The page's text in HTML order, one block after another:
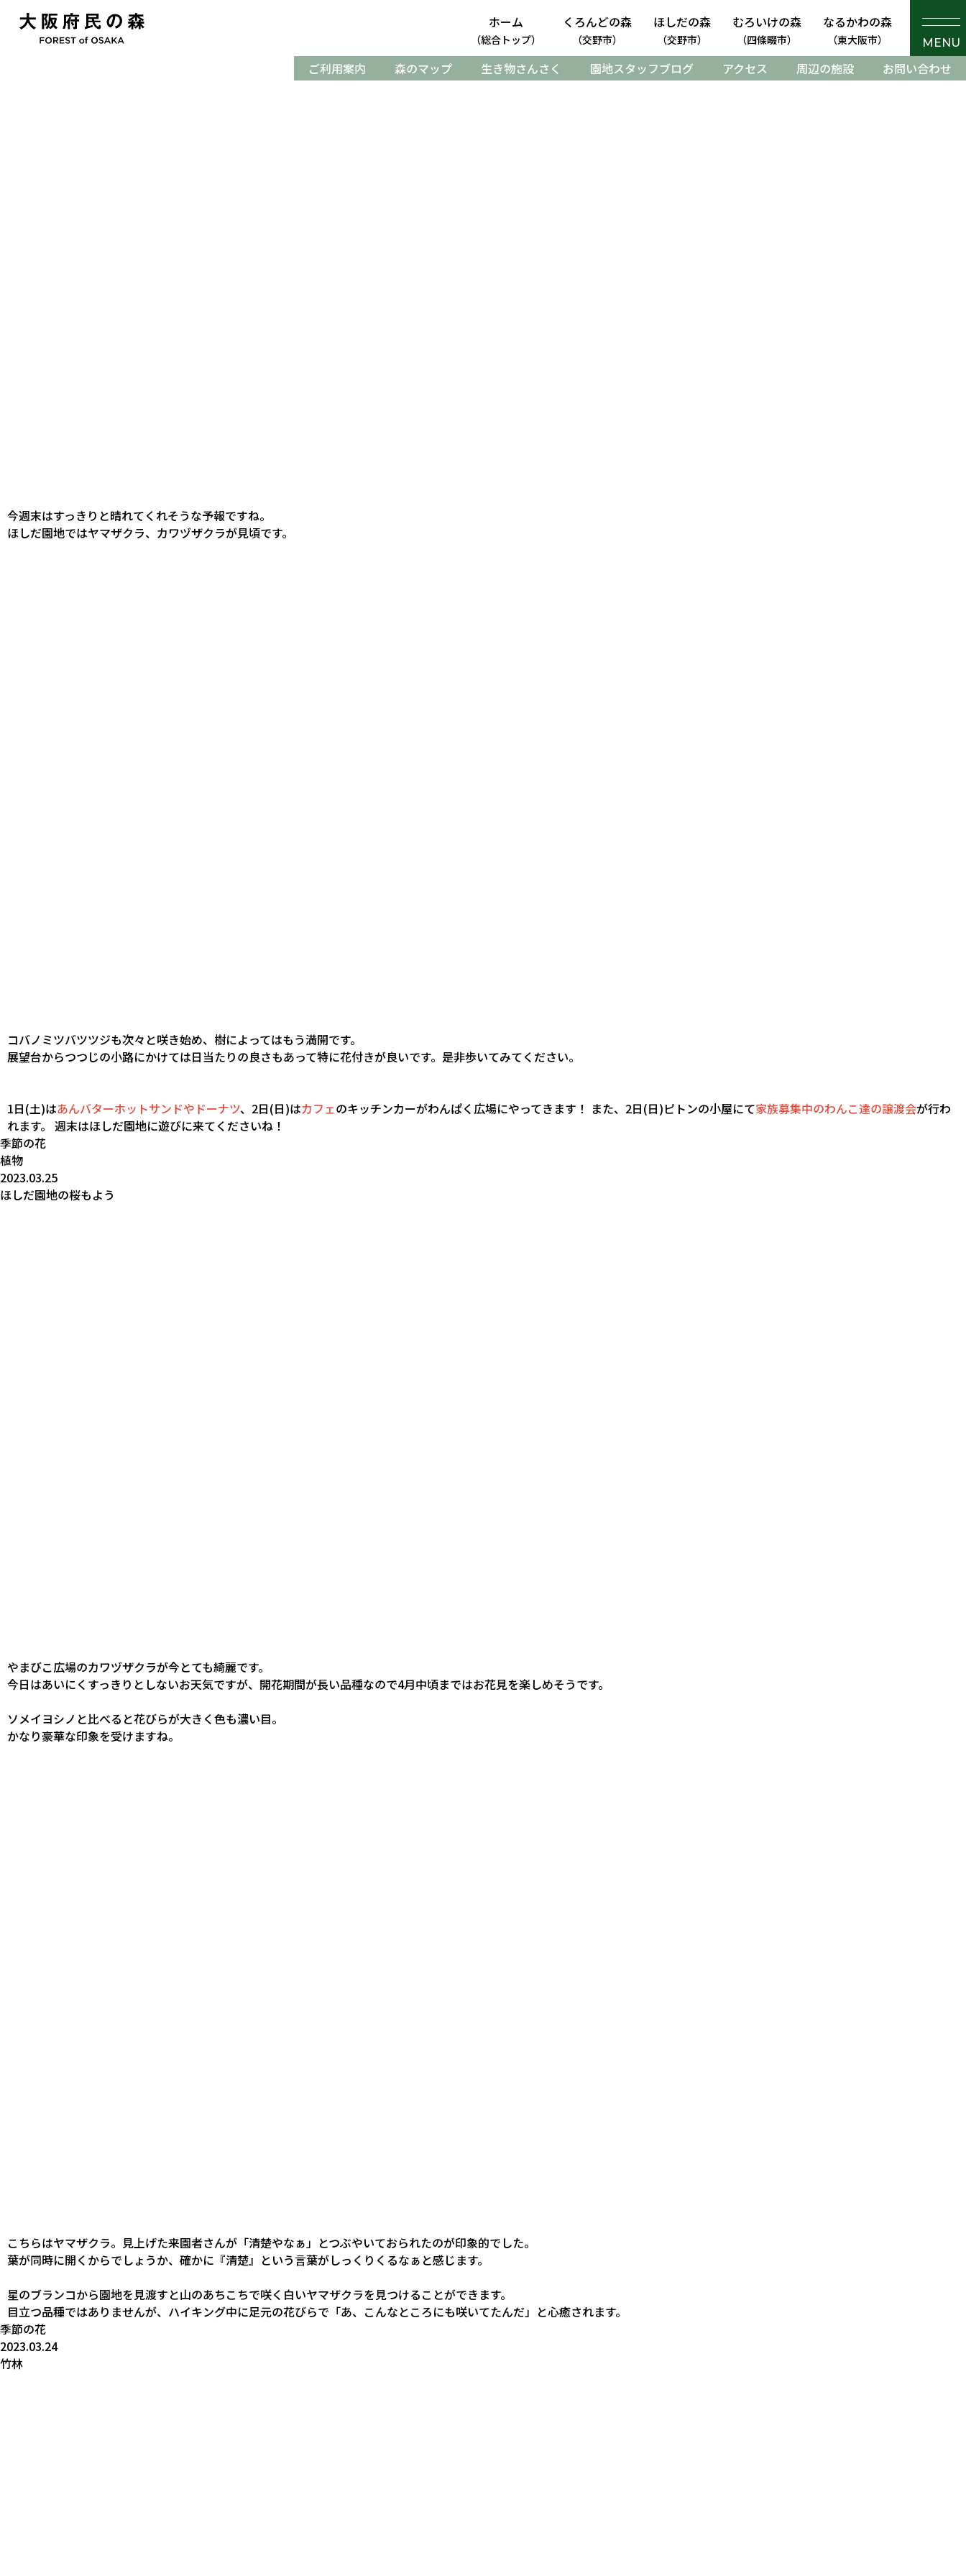
ホーム
（総合トップ）
くろんどの森
（交野市）
ほしだの森
（交野市）
むろいけの森
（四條畷市）
なるかわの森
（東大阪市） MENU
ご利用案内 森のマップ 生き物さんさく 園地スタッフブログ アクセス 周辺の施設 お問い合わせ
園地スタッフブログ
ほしだの森
2023.03.30
今週のほしだ園地
今週末はすっきりと晴れてくれそうな予報ですね。
ほしだ園地ではヤマザクラ、カワヅザクラが見頃です。
コバノミツバツツジも次々と咲き始め、樹によってはもう満開です。
展望台からつつじの小路にかけては日当たりの良さもあって特に花付きが良いです。是非歩いてみてください。
1日(土)はあんバターホットサンドやドーナツ、2日(日)はカフェのキッチンカーがわんぱく広場にやってきます！ また、2日(日)ピトンの小屋にて家族募集中のわんこ達の譲渡会が行わ
れます。 週末はほしだ園地に遊びに来てくださいね！
季節の花
植物
2023.03.25
ほしだ園地の桜もよう
やまびこ広場のカワヅザクラが今とても綺麗です。
今日はあいにくすっきりとしないお天気ですが、開花期間が長い品種なので4月中頃まではお花見を楽しめそうです。
ソメイヨシノと比べると花びらが大きく色も濃い目。
かなり豪華な印象を受けますね。
こちらはヤマザクラ。見上げた来園者さんが「清楚やなぁ」とつぶやいておられたのが印象的でした。
葉が同時に開くからでしょうか、確かに『清楚』という言葉がしっくりくるなぁと感じます。
星のブランコから園地を見渡すと山のあちこちで咲く白いヤマザクラを見つけることができます。
目立つ品種ではありませんが、ハイキング中に足元の花びらで「あ、こんなところにも咲いてたんだ」と心癒されます。
季節の花
2023.03.24
竹林